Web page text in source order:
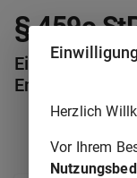
§ 459o
Entscheidungen
§ 459N
Herzlich
Vor Ihrem